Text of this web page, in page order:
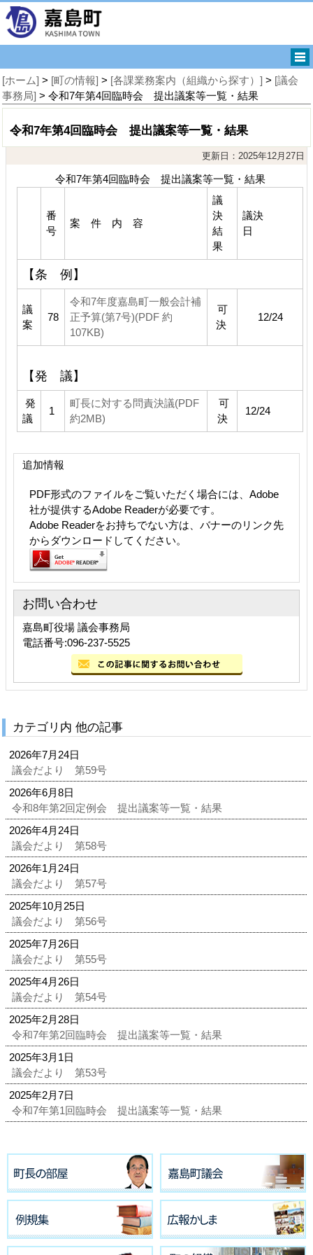
[ホーム] > [町の情報] > [各課業務案内（組織から探す）] > [議会
事務局] > 令和7年第4回臨時会 提出議案等一覧・結果
令和7年第4回臨時会 提出議案等一覧・結果
更新日：2025年12月27日
令和7年第4回臨時会 提出議案等一覧・結果
番
号
案 件 内 容
議
決
結
果
議決
日
【条 例】
議
案
78
令和7年度嘉島町一般会計補
正予算(第7号)(PDF 約
107KB)
可
決
12/24
【発 議】
発
議
1
町長に対する問責決議(PDF
約2MB)
可
決
12/24
追加情報
PDF形式のファイルをご覧いただく場合には、Adobe
社が提供するAdobe Readerが必要です。
Adobe Readerをお持ちでない方は、バナーのリンク先
からダウンロードしてください。
お問い合わせ
嘉島町役場 議会事務局
電話番号:096-237-5525
カテゴリ内 他の記事
2026年7月24日
議会だより 第59号
2026年6月8日
令和8年第2回定例会 提出議案等一覧・結果
2026年4月24日
議会だより 第58号
2026年1月24日
議会だより 第57号
2025年10月25日
議会だより 第56号
2025年7月26日
議会だより 第55号
2025年4月26日
議会だより 第54号
2025年2月28日
令和7年第2回臨時会 提出議案等一覧・結果
2025年3月1日
議会だより 第53号
2025年2月7日
令和7年第1回臨時会 提出議案等一覧・結果